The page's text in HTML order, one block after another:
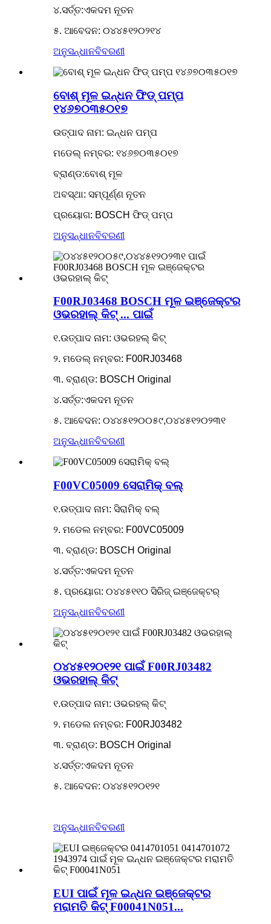
୪.ସର୍ତ୍ତ:ଏକଦମ ନୂତନ
୫. ଆବେଦନ: ୦୪୪୫୧୨୦୨୧୪
ଅନୁସନ୍ଧାନବିବରଣୀ
ବୋଶ୍ ମୂଳ ଇନ୍ଧନ ଫିଡ୍ ପମ୍ପ
୧୪୬୭୦୩୫୦୧୭
ଉତ୍ପାଦ ନାମ: ଇନ୍ଧନ ପମ୍ପ
ମଡେଲ୍ ନମ୍ବର: ୧୪୬୭୦୩୫୦୧୭
ବ୍ରାଣ୍ଡ:ବୋଶ୍ ମୂଳ
ଅବସ୍ଥା: ସମ୍ପୂର୍ଣ୍ଣ ନୂତନ
ପ୍ରୟୋଗ: BOSCH ଫିଡ୍ ପମ୍ପ
ଅନୁସନ୍ଧାନବିବରଣୀ
F00RJ03468 BOSCH ମୂଳ ଇଞ୍ଜେକ୍ଟର
ଓଭରହାଲ୍ କିଟ୍ ... ପାଇଁ
୧.ଉତ୍ପାଦ ନାମ: ଓଭରହଲ୍ କିଟ୍
୨. ମଡେଲ୍ ନମ୍ବର: F00RJ03468
୩. ବ୍ରାଣ୍ଡ: BOSCH Original
୪.ସର୍ତ୍ତ:ଏକଦମ ନୂତନ
୫. ଆବେଦନ: ୦୪୪୫୧୨୦୦୫୯,୦୪୪୫୧୨୦୨୩୧
ଅନୁସନ୍ଧାନବିବରଣୀ
F00VC05009 ସେରାମିକ୍ ବଲ୍
୧.ଉତ୍ପାଦ ନାମ: ସିରାମିକ୍ ବଲ୍
୨. ମଡେଲ ନମ୍ବର: F00VC05009
୩. ବ୍ରାଣ୍ଡ: BOSCH Original
୪.ସର୍ତ୍ତ:ଏକଦମ ନୂତନ
୫. ପ୍ରୟୋଗ: ୦୪୪୫୧୧୦ ସିରିଜ୍ ଇଞ୍ଜେକ୍ଟର୍
ଅନୁସନ୍ଧାନବିବରଣୀ
୦୪୪୫୧୨୦୧୨୧ ପାଇଁ F00RJ03482
ଓଭରହାଲ୍ କିଟ୍
୧.ଉତ୍ପାଦ ନାମ: ଓଭରହଲ୍ କିଟ୍
୨. ମଡେଲ ନମ୍ବର: F00RJ03482
୩. ବ୍ରାଣ୍ଡ: BOSCH Original
୪.ସର୍ତ୍ତ:ଏକଦମ ନୂତନ
୫. ଆବେଦନ: ୦୪୪୫୧୨୦୧୨୧
ଅନୁସନ୍ଧାନବିବରଣୀ
EUI ପାଇଁ ମୂଳ ଇନ୍ଧନ ଇଞ୍ଜେକ୍ଟର
ମରାମତି କିଟ୍ F00041N051...